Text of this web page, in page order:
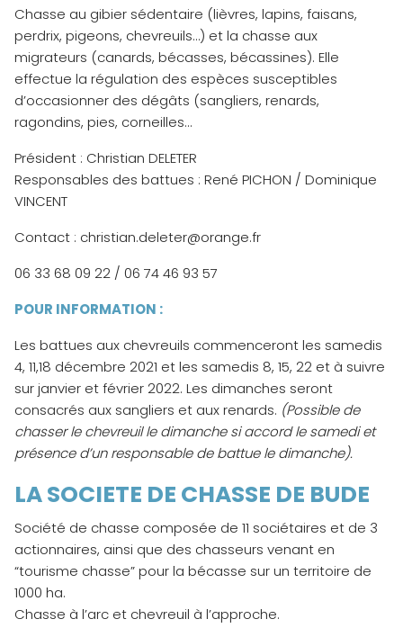
Chasse au gibier sédentaire (lièvres, lapins, faisans,
perdrix, pigeons, chevreuils…) et la chasse aux
migrateurs (canards, bécasses, bécassines). Elle
effectue la régulation des espèces susceptibles
d’occasionner des dégâts (sangliers, renards,
ragondins, pies, corneilles…
Président : Christian DELETER
Responsables des battues : René PICHON / Dominique
VINCENT
Contact : christian.deleter@orange.fr
06 33 68 09 22 / 06 74 46 93 57
POUR INFORMATION :
Les battues aux chevreuils commenceront les samedis
4, 11,18 décembre 2021 et les samedis 8, 15, 22 et à suivre
sur janvier et février 2022. Les dimanches seront
consacrés aux sangliers et aux renards. (Possible de
chasser le chevreuil le dimanche si accord le samedi et
présence d’un responsable de battue le dimanche).
LA SOCIETE DE CHASSE DE BUDE
Société de chasse composée de 11 sociétaires et de 3
actionnaires, ainsi que des chasseurs venant en
“tourisme chasse” pour la bécasse sur un territoire de
1000 ha.
Chasse à l’arc et chevreuil à l’approche.